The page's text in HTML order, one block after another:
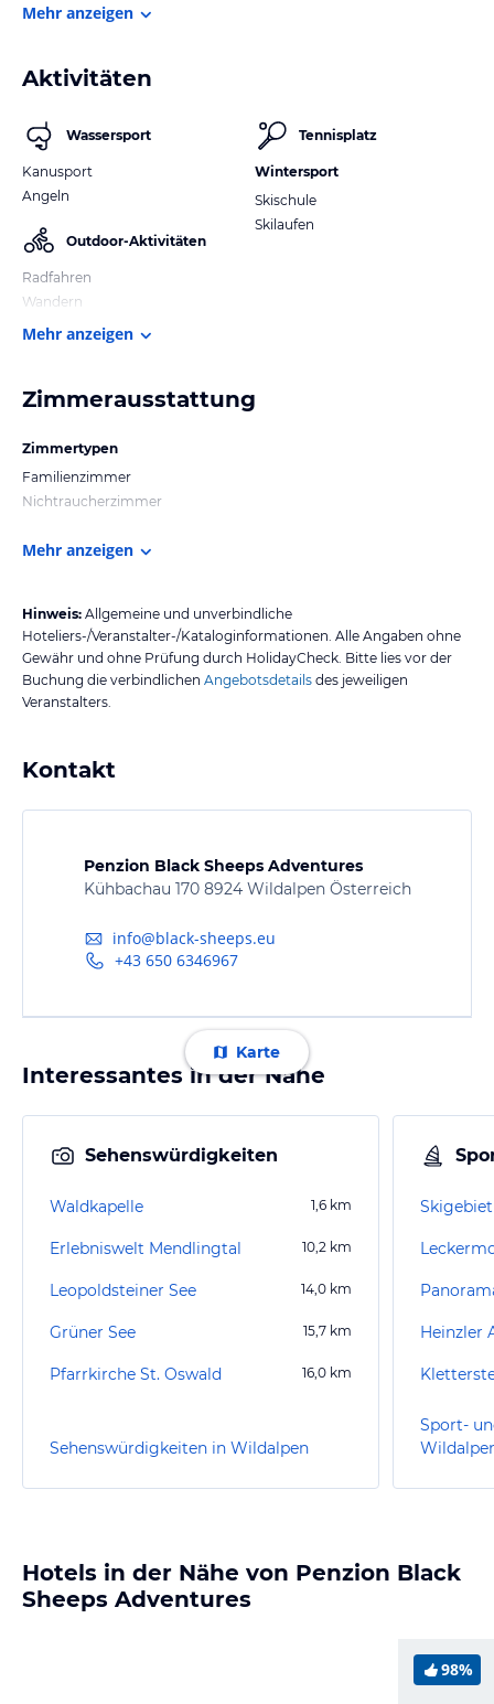
Mehr anzeigen
Aktivitäten
Wassersport
Kanusport
Angeln
Outdoor-Aktivitäten
Radfahren
Wandern
Tennisplatz
Wintersport
Skischule
Skilaufen
Mehr anzeigen
Zimmerausstattung
Zimmertypen
Familienzimmer
Nichtraucherzimmer
Mehr anzeigen
Hinweis: Allgemeine und unverbindliche
Hoteliers-/Veranstalter-/Kataloginformationen. Alle Angaben ohne
Gewähr und ohne Prüfung durch HolidayCheck. Bitte lies vor der
Buchung die verbindlichen Angebotsdetails des jeweiligen
Veranstalters.
Kontakt
Penzion Black Sheeps Adventures
Kühbachau 170 8924 Wildalpen Österreich
info@black-sheeps.eu
+43 650 6346967
Karte
Interessantes in der Nähe
Sehenswürdigkeiten
Waldkapelle 1,6 km
Erlebniswelt Mendlingtal 10,2 km
Leopoldsteiner See 14,0 km
Grüner See 15,7 km
Pfarrkirche St. Oswald 16,0 km
Sehenswürdigkeiten in Wildalpen
Heinzler
Sport-
Hotels in der Nähe von Penzion Black
Sheeps Adventures
98%